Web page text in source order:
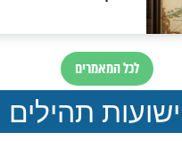
גזרות
סגולת ע"ב שמות הקודש